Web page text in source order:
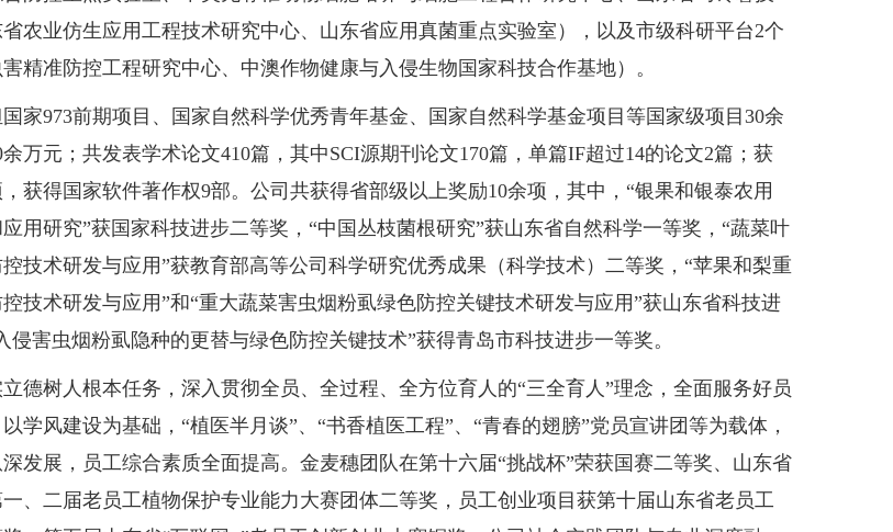
农业仿生应用工程技术研究中心、山东省应用真菌重点实验室），以及市级科研平台2个
害精准防控工程研究中心、中澳作物健康与入侵生物国家科技合作基地）。
973前期项目、国家自然科学优秀青年基金、国家自然科学基金项目等国家级项目30余
万元；共发表学术论文410篇，其中SCI源期刊论文170篇，单篇IF超过14的论文2篇；获
获得国家软件著作权9部。公司共获得省部级以上奖励10余项，其中，“银果和银泰农用
用研究”获国家科技进步二等奖，“中国丛枝菌根研究”获山东省自然科学一等奖，“蔬菜叶
技术研发与应用”获教育部高等公司科学研究优秀成果（科学技术）二等奖，“苹果和梨重
技术研发与应用”和“重大蔬菜害虫烟粉虱绿色防控关键技术研发与应用”获山东省科技进
侵害虫烟粉虱隐种的更替与绿色防控关键技术”获得青岛市科技进步一等奖。
树人根本任务，深入贯彻全员、全过程、全方位育人的“三全育人”理念，全面服务好员
学风建设为基础，“植医半月谈”、“书香植医工程”、“青春的翅膀”党员宣讲团等为载体，
发展，员工综合素质全面提高。金麦穗团队在第十六届“挑战杯”荣获国赛二等奖、山东省
、二届老员工植物保护专业能力大赛团体二等奖，员工创业项目获第十届山东省老员工